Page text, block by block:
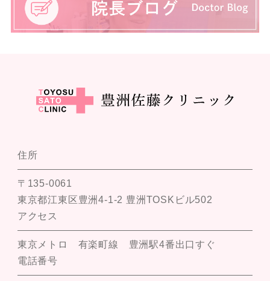
住所
〒135-0061
東京都江東区豊洲4-1-2 豊洲TOSKビル502
アクセス
東京メトロ 有楽町線 豊洲駅4番出口すぐ
電話番号